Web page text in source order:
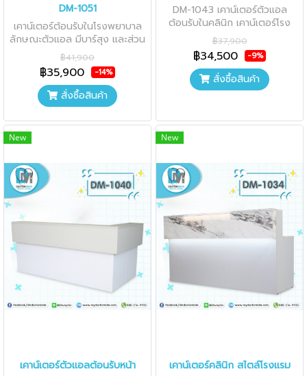
DM-1051
เคาน์เตอร์ต้อนรับในโรงพยาบาล
ลักษณะตัวแอล มีบาร์สุง และส่วน
เตี้ย สามารถทำงานได้ 2 ด้าน
คล่องตัว
฿41,900
฿35,900 -14%
สั่งซื้อสินค้า
DM-1043 เคาน์เตอร์ตัวแอล
ต้อนรับในคลินิก เคาน์เตอร์โรง
พยาบาล
฿37,900
฿34,500 -9%
สั่งซื้อสินค้า
New
เคาน์เตอร์ตัวแอลต้อนรับหน้า
New
เคาน์เตอร์คลินิก สไตล์โรงแรม